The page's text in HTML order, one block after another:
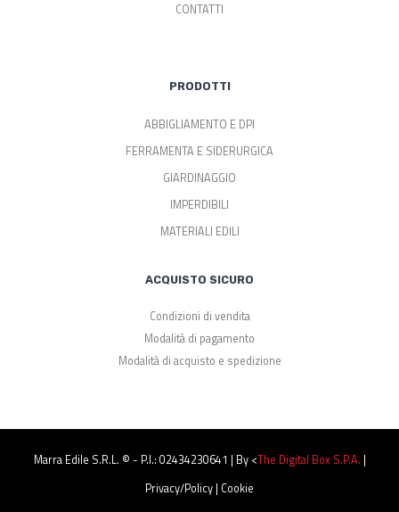
CONTATTI
PRODOTTI
ABBIGLIAMENTO E DPI
FERRAMENTA E SIDERURGICA
GIARDINAGGIO
IMPERDIBILI
MATERIALI EDILI
ACQUISTO SICURO
Condizioni di vendita
Modalità di pagamento
Modalità di acquisto e spedizione
Marra Edile S.r.l. © - P.I.: 02434230641 | By <The Digital Box S.p.a. |
Privacy/Policy | Cookie